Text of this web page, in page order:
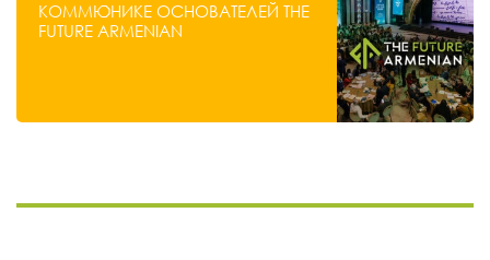
КОММЮНИКЕ ОСНОВАТЕЛЕЙ THE
FUTURE ARMENIAN